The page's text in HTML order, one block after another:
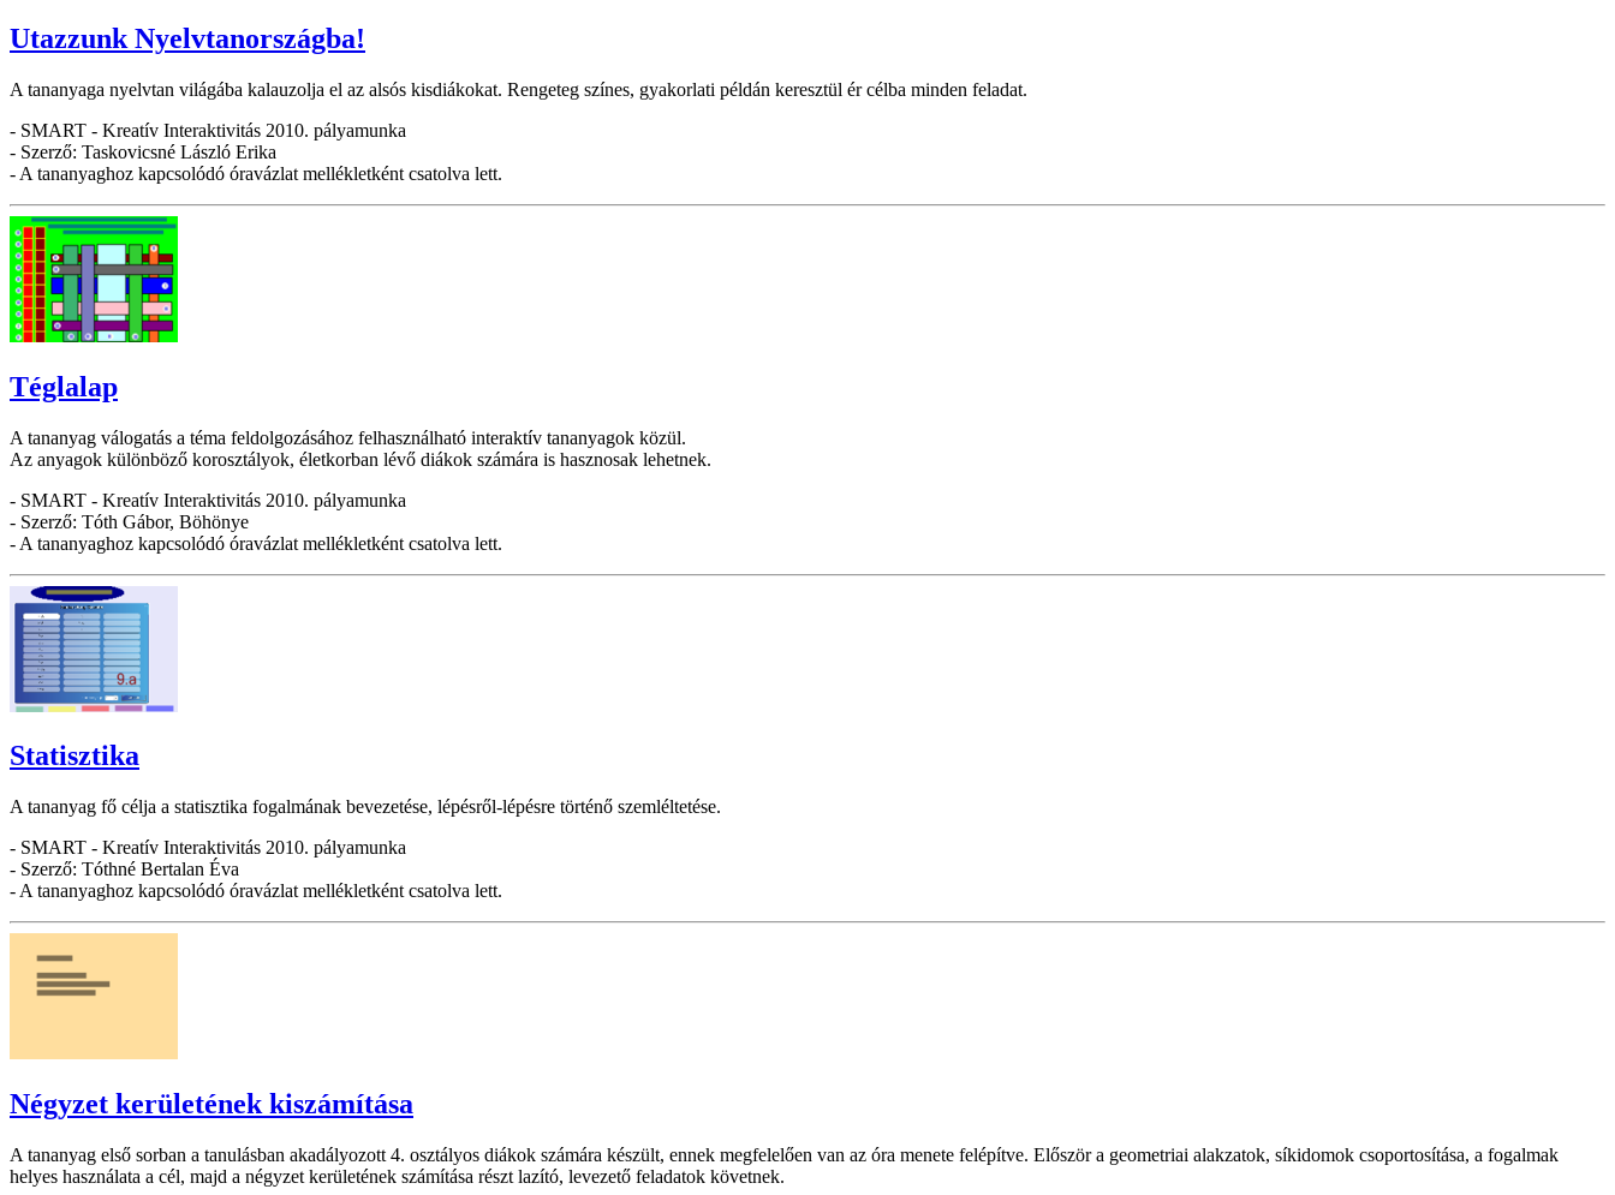
Utazzunk Nyelvtanországba!
A tananyaga nyelvtan világába kalauzolja el az alsós kisdiákokat. Rengeteg színes, gyakorlati példán keresztül ér célba minden feladat.
- SMART - Kreatív Interaktivitás 2010. pályamunka
- Szerző: Taskovicsné László Erika
- A tananyaghoz kapcsolódó óravázlat mellékletként csatolva lett.
Téglalap
A tananyag válogatás a téma feldolgozásához felhasználható interaktív tananyagok közül.
Az anyagok különböző korosztályok, életkorban lévő diákok számára is hasznosak lehetnek.
- SMART - Kreatív Interaktivitás 2010. pályamunka
- Szerző: Tóth Gábor, Böhönye
- A tananyaghoz kapcsolódó óravázlat mellékletként csatolva lett.
Statisztika
A tananyag fő célja a statisztika fogalmának bevezetése, lépésről-lépésre történő szemléltetése.
- SMART - Kreatív Interaktivitás 2010. pályamunka
- Szerző: Tóthné Bertalan Éva
- A tananyaghoz kapcsolódó óravázlat mellékletként csatolva lett.
Négyzet kerületének kiszámítása
A tananyag első sorban a tanulásban akadályozott 4. osztályos diákok számára készült, ennek megfelelően van az óra menete felépítve. Először a geometriai alakzatok, síkidomok csoportosítása, a fogalmak
helyes használata a cél, majd a négyzet kerületének számítása részt lazító, levezető feladatok követnek.